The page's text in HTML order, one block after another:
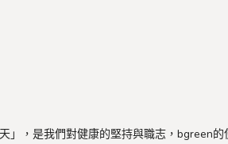
」，是我們對健康的堅持與職志，bgreen的